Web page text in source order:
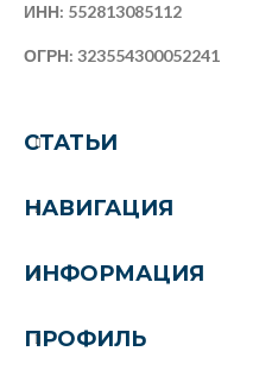
ИНН: 552813085112
ОГРН: 323554300052241
СТАТЬИ
НАВИГАЦИЯ
ИНФОРМАЦИЯ
ПРОФИЛЬ